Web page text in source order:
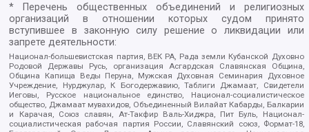
* Перечень общественных объединений и религиозных
организаций в отношении которых судом принято
вступившее в законную силу решение о ликвидации или
запрете деятельности:
Национал-большевистская партия, ВЕК РА, Рада земли Кубанской Духовно
Родовой Державы Русь, организация Асгардская Славянская Община,
Община Капища Веды Перуна, Мужская Духовная Семинария Духовное
Учреждение, Нурджулар, К Богодержавию, Таблиги Джамаат, Свидетели
Иеговы, Русское национальное единство, Национал-социалистическое
общество, Джамаат мувахидов, Объединенный Вилайат Кабарды, Балкарии
и Карачая, Союз славян, Ат-Такфир Валь-Хиджра, Пит Буль, Национал-
социалистическая рабочая партия России, Славянский союз, Формат-18,